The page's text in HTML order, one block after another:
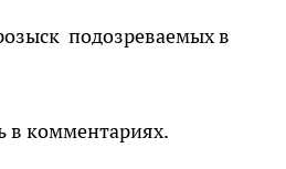
подозреваемых в
в комментариях.